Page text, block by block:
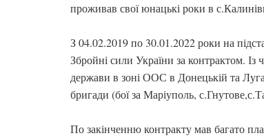
проживав свої юнацькі роки в
З 04.02.2019 по 30.01.2022 роки на
Збройні сили України за контрактом. Із
держави в зоні ООС в Донецькій та
бригади (бої за Маріуполь,
По закінченню контракту мав багато